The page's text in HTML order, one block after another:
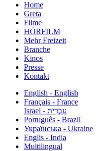
Home
Greta
Filme
HÖRFILM
Mehr Freizeit
Branche
Kinos
Presse
Kontakt
English - English
Français - France
עִבְרִית - Israel
Português - Brazil
Українська - Ukraine
Englis - India
Multilingual